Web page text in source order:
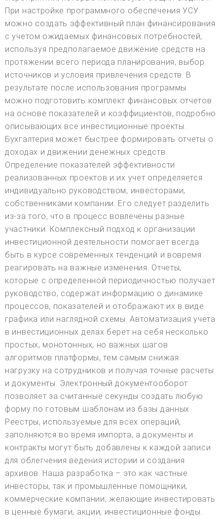
При настройке программного обеспечения УСУ
можно создать эффективный план финансирования
с учетом ожидаемых финансовых потребностей,
используя предполагаемое движение средств на
протяжении всего периода планирования, выбор
источников и условия привлечения средств. В
результате после использования программы
можно подготовить комплект финансовых отчетов
на основе показателей и коэффициентов, подробно
описывающих все инвестиционные проекты.
Бухгалтерия может быстрее формировать отчеты о
доходах и движении денежных средств.
Определение показателей эффективности
реализованных проектов и их учет определяется
индивидуально руководством, инвесторами,
собственниками компании. Его следует разделить
из-за того, что в процесс вовлечены разные
участники. Комплексный подход к организации
инвестиционной деятельности помогает всегда
быть в курсе современных тенденций и вовремя
реагировать на важные изменения. Отчеты,
которые с определенной периодичностью получает
руководство, содержат информацию о динамике
процессов, показателей и отображают их в виде
графика или наглядной схемы. Автоматизация учета
в инвестиционных делах берет на себя несколько
простых, монотонных, но важных шагов
алгоритмов платформы, тем самым снижая
нагрузку на сотрудников и получая точные расчеты
и документы. Электронный документооборот
позволяет за считанные секунды создать любую
форму по готовым шаблонам из базы данных.
Реестры, используемые для всех операций,
заполняются во время импорта, а документы и
контракты могут быть добавлены к каждой записи
для облегчения ведения истории и создания
архивов. Наша разработка – это как частные
инвесторы, так и промышленные помощники,
коммерческие компании, желающие инвестировать
в ценные бумаги, акции, инвестиционные фонды.